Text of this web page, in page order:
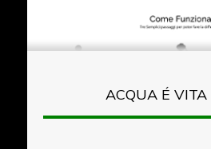
ACQUA É VITA